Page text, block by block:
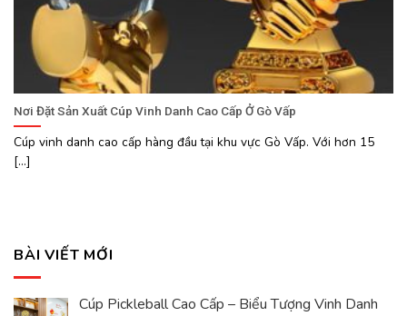
Nơi Đặt Sản Xuất Cúp Vinh Danh Cao Cấp Ở Gò Vấp
Cúp vinh danh cao cấp hàng đầu tại khu vực Gò Vấp. Với hơn 15
[...]
BÀI VIẾT MỚI
Cúp Pickleball Cao Cấp – Biểu Tượng Vinh Danh